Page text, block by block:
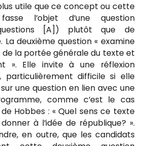
utile que ce concept ou cette
l’objet d’une question
[A]) plutôt que de
deuxième question « examine
de la portée générale du texte et
». Elle invite à une réflexion
particulièrement difficile si elle
une question en lien avec une
comme c’est le cas
Hobbes : « Quel sens ce texte
à l’idée de république? ».
en outre, que les candidats